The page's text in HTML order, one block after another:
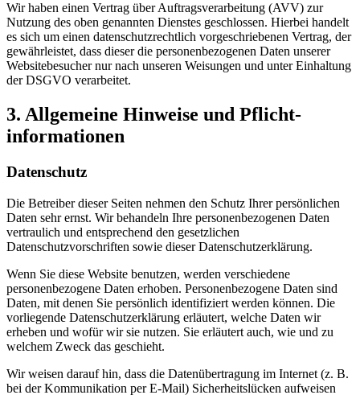
Wir haben einen Vertrag über Auftragsverarbeitung (AVV) zur
Nutzung des oben genannten Dienstes geschlossen. Hierbei handelt
es sich um einen datenschutzrechtlich vorgeschriebenen Vertrag, der
gewährleistet, dass dieser die personenbezogenen Daten unserer
Websitebesucher nur nach unseren Weisungen und unter Einhaltung
der DSGVO verarbeitet.
3. Allgemeine Hinweise und Pflicht­
informationen
Datenschutz
Die Betreiber dieser Seiten nehmen den Schutz Ihrer persönlichen
Daten sehr ernst. Wir behandeln Ihre personenbezogenen Daten
vertraulich und entsprechend den gesetzlichen
Datenschutzvorschriften sowie dieser Datenschutzerklärung.
Wenn Sie diese Website benutzen, werden verschiedene
personenbezogene Daten erhoben. Personenbezogene Daten sind
Daten, mit denen Sie persönlich identifiziert werden können. Die
vorliegende Datenschutzerklärung erläutert, welche Daten wir
erheben und wofür wir sie nutzen. Sie erläutert auch, wie und zu
welchem Zweck das geschieht.
Wir weisen darauf hin, dass die Datenübertragung im Internet (z. B.
bei der Kommunikation per E-Mail) Sicherheitslücken aufweisen